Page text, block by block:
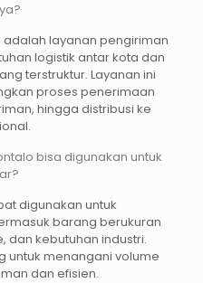
layanan pengiriman
logistik antar kota dan
terstruktur. Layanan ini
proses penerimaan
hingga distribusi ke
bisa digunakan untuk
digunakan untuk
barang berukuran
dan kebutuhan industri.
untuk menangani volume
dan efisien.